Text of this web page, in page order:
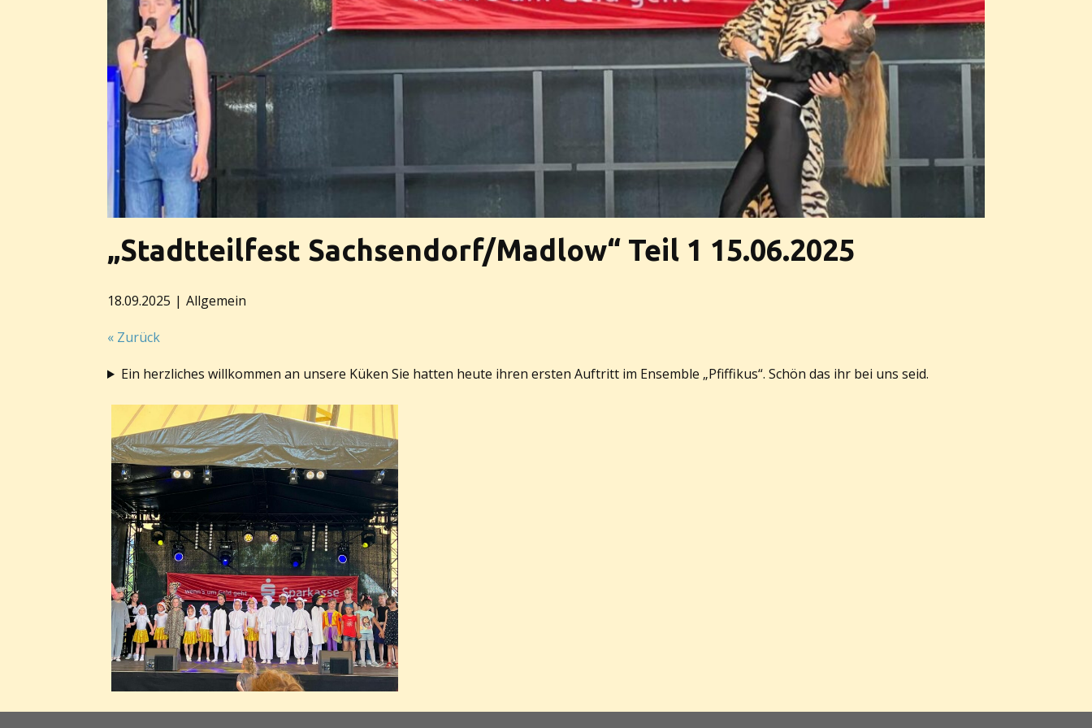
„Stadtteilfest Sachsendorf/Madlow“ Teil 1 15.06.2025
18.09.2025 Allgemein
« Zurück
Ein herzliches willkommen an unsere Küken Sie hatten heute ihren ersten Auftritt im Ensemble „Pfiffikus“. Schön das ihr bei uns seid.